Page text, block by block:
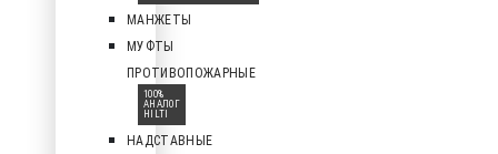
МАНЖЕТЫ
МУФТЫ
ПРОТИВОПОЖАРНЫЕ
100%
АНАЛОГ
HILTI
НАДСТАВНЫЕ